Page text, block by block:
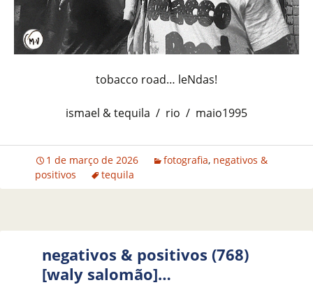
tobacco road… leNdas!
ismael & tequila / rio / maio1995
1 de março de 2026 fotografia, negativos &
positivos
tequila
negativos & positivos (768)
[waly salomão]…